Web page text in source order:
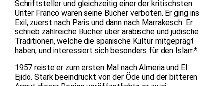
Schriftsteller und gleichzeitig einer der kritischsten.
Unter Franco waren seine Bücher verboten. Er ging ins
Exil, zuerst nach Paris und dann nach Marrakesch. Er
schrieb zahlreiche Bücher über arabische und jüdische
Traditionen, welche die spanische Kultur mitgeprägt
haben, und interessiert sich besonders für den Islam*.
1957 reiste er zum ersten Mal nach Almeria und El
Ejido. Stark beeindruckt von der Öde und der bitteren